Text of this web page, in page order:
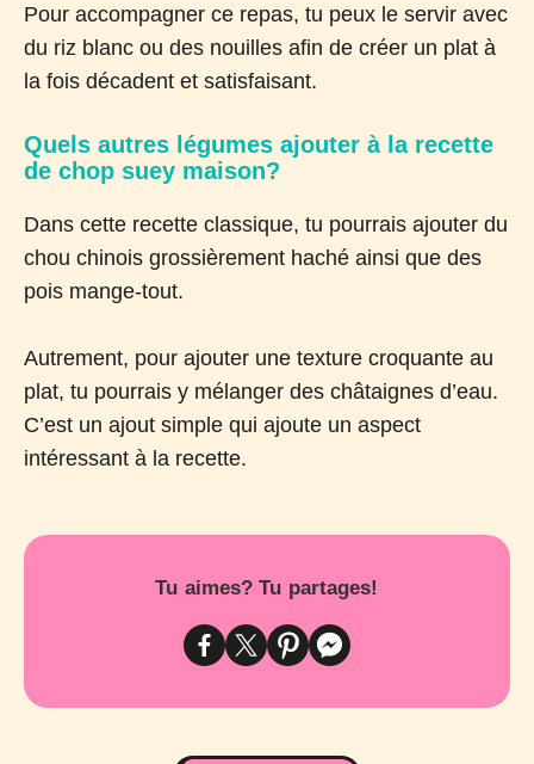
Pour accompagner ce repas, tu peux le servir avec
du riz blanc ou des nouilles afin de créer un plat à
la fois décadent et satisfaisant.
Quels autres légumes ajouter à la recette
de chop suey maison?
Dans cette recette classique, tu pourrais ajouter du
chou chinois grossièrement haché ainsi que des
pois mange-tout.
Autrement, pour ajouter une texture croquante au
plat, tu pourrais y mélanger des châtaignes d’eau.
C’est un ajout simple qui ajoute un aspect
intéressant à la recette.
Tu aimes? Tu partages!